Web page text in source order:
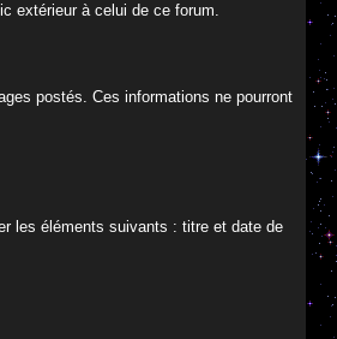
extérieur à celui de ce forum.
postés. Ces informations ne pourront
les éléments suivants : titre et date de